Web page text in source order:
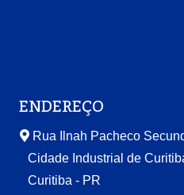
ENDEREÇO
Rua Ilnah Pacheco
Cidade Industrial de
Curitiba - PR